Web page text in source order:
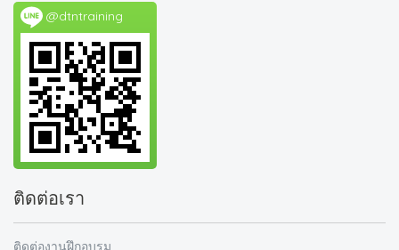
@dtntraining
ติดต่อเรา
ติดต่องานฝึกอบรม